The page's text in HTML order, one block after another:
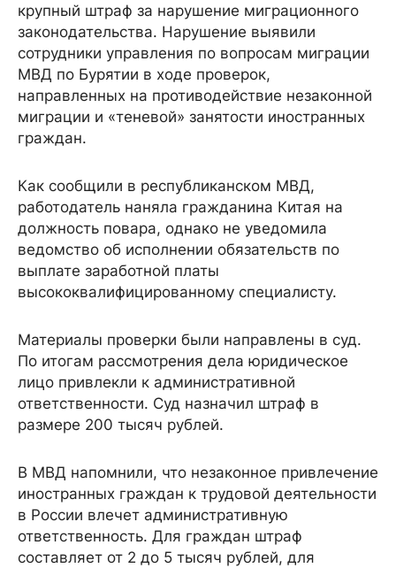
крупный штраф за нарушение миграционного
законодательства. Нарушение выявили
сотрудники управления по вопросам миграции
МВД по Бурятии в ходе проверок,
направленных на противодействие незаконной
миграции и «теневой» занятости иностранных
граждан.
Как сообщили в республиканском МВД,
работодатель наняла гражданина Китая на
должность повара, однако не уведомила
ведомство об исполнении обязательств по
выплате заработной платы
высококвалифицированному специалисту.
Материалы проверки были направлены в суд.
По итогам рассмотрения дела юридическое
лицо привлекли к административной
ответственности. Суд назначил штраф в
размере 200 тысяч рублей.
В МВД напомнили, что незаконное привлечение
иностранных граждан к трудовой деятельности
в России влечет административную
ответственность. Для граждан штраф
составляет от 2 до 5 тысяч рублей, для